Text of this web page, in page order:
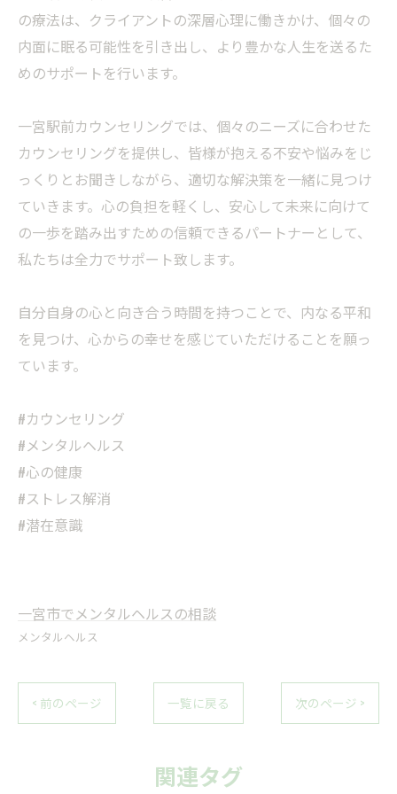
の療法は、クライアントの深層心理に働きかけ、個々の
内面に眠る可能性を引き出し、より豊かな人生を送るた
めのサポートを行います。
一宮駅前カウンセリングでは、個々のニーズに合わせた
カウンセリングを提供し、皆様が抱える不安や悩みをじ
っくりとお聞きしながら、適切な解決策を一緒に見つけ
ていきます。心の負担を軽くし、安心して未来に向けて
の一歩を踏み出すための信頼できるパートナーとして、
私たちは全力でサポート致します。
自分自身の心と向き合う時間を持つことで、内なる平和
を見つけ、心からの幸せを感じていただけることを願っ
ています。
#カウンセリング
#メンタルヘルス
#心の健康
#ストレス解消
#潜在意識
一宮市でメンタルヘルスの相談
メンタルヘルス
< 前のページ 一覧に戻る 次のページ >
関連タグ